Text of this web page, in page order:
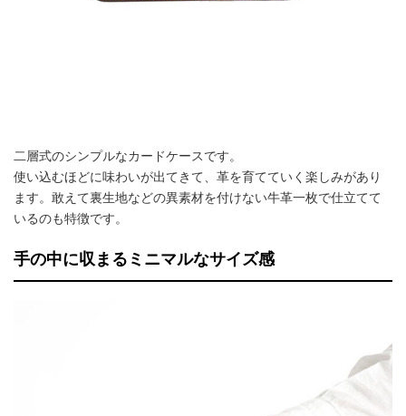
二層式のシンプルなカードケースです。
使い込むほどに味わいが出てきて、革を育てていく楽しみがあり
ます。敢えて裏生地などの異素材を付けない牛革一枚で仕立てて
いるのも特徴です。
手の中に収まるミニマルなサイズ感